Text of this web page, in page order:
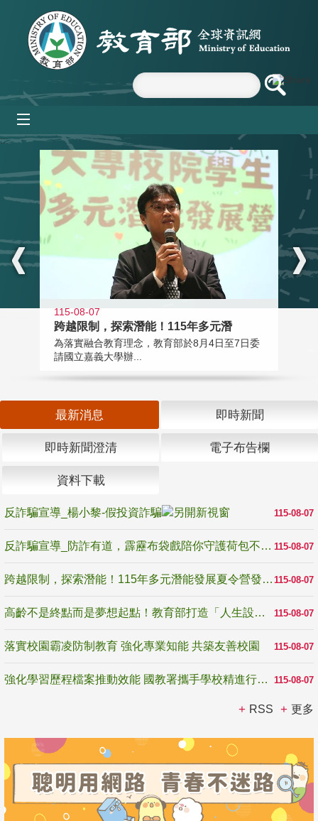
跳到主要內容區塊
:::
115-08-07
跨越限制，探索潛能！115年多元潛
為落實融合教育理念，教育部於8月4日至7日委
請國立嘉義大學辦...
最新消息 即時新聞
即時新聞澄清 電子布告欄
資料下載
115-08-07
反詐騙宣導_楊小黎-假投資詐騙
115-08-07
反詐騙宣導_防詐有道，霹靂布袋戲陪你守護荷包不受騙
115-08-07
跨越限制，探索潛能！115年多元潛能發展夏令營發掘生命無限可能
115-08-07
高齡不是終點而是夢想起點！教育部打造「人生設計夢工場」 參展第3屆高齡健康產業博覽會
115-08-07
落實校園霸凌防制教育 強化專業知能 共築友善校園
115-08-07
強化學習歷程檔案推動效能 國教署攜手學校精進行政與教學支持
RSS 更多